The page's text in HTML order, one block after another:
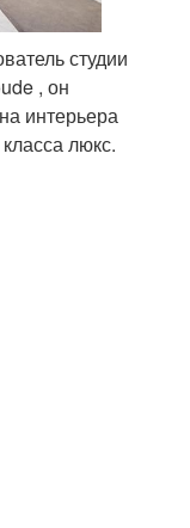
студии
, он
интерьера
люкс.